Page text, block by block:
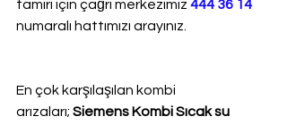
tamiri için çağrı merkezimiz 444 36 14
numaralı hattımızı arayınız.
En çok karşılaşılan kombi
arızaları; Siemens Kombi Sıcak su